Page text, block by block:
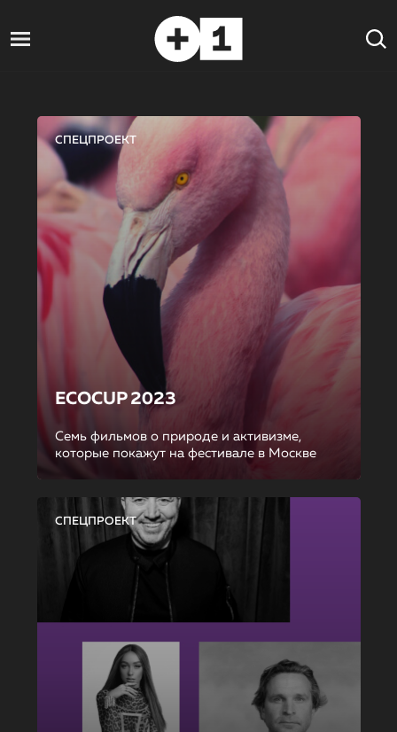
СПЕЦПРОЕКТ
ECOCUP 2023
Семь фильмов о природе и активизме,
которые покажут на фестивале в Москве
СПЕЦПРОЕКТ